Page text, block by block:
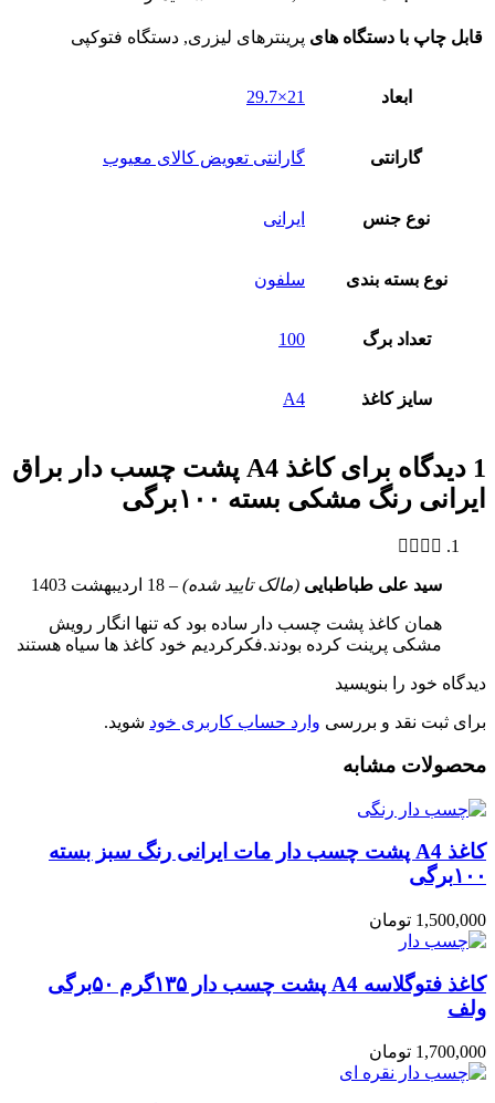
قابل چاپ با دستگاه های پرینترهای لیزری, دستگاه فتوکپی
ابعاد 21×29.7
گارانتی گارانتی تعویض کالای معیوب
نوع جنس ایرانی
نوع بسته بندی سلفون
تعداد برگ 100
سایز کاغذ A4
1 دیدگاه برای
کاغذ A4 پشت چسب دار براق
ایرانی رنگ مشکی بسته ۱۰۰برگی
سید علی طباطبایی (مالک تایید شده) – 18 اردیبهشت 1403
همان کاغذ پشت چسب دار ساده بود که تنها انگار رویش
مشکی پرینت کرده بودند.فکر‌کردیم خود کاغذ ها سیاه هستند
دیدگاه خود را بنویسید
برای ثبت نقد و بررسی وارد حساب کاربری خود شوید.
محصولات مشابه
کاغذ A4 پشت چسب دار مات ایرانی رنگ سبز بسته
۱۰۰برگی
1,500,000 تومان
کاغذ فتوگلاسه A4 پشت چسب دار ۱۳۵گرم ۵۰برگی
ولف
1,700,000 تومان